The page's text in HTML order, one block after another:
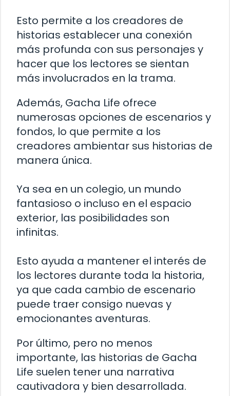
Esto permite a los creadores de
historias establecer una conexión
más profunda con sus personajes y
hacer que los lectores se sientan
más involucrados en la trama.
Además, Gacha Life ofrece
numerosas opciones de escenarios y
fondos, lo que permite a los
creadores ambientar sus historias de
manera única.
Ya sea en un colegio, un mundo
fantasioso o incluso en el espacio
exterior, las posibilidades son
infinitas.
Esto ayuda a mantener el interés de
los lectores durante toda la historia,
ya que cada cambio de escenario
puede traer consigo nuevas y
emocionantes aventuras.
Por último, pero no menos
importante, las historias de Gacha
Life suelen tener una narrativa
cautivadora y bien desarrollada.